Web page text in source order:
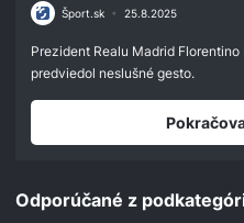
secondsŠport.sk • 25.8.2025
Prezident Realu Madrid
predviedol neslušné gesto.
Odporúčané z